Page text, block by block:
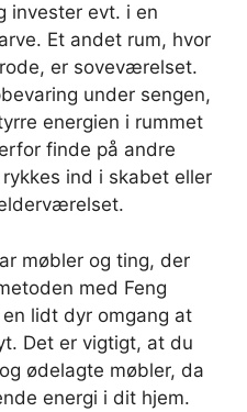
invester evt. i en
Et andet rum, hvor
er soveværelset.
under sengen,
energien i rummet
finde på andre
ind i skabet eller
møbler og ting, der
med Feng
lidt dyr omgang at
Det er vigtigt, at du
ødelagte møbler, da
energi i dit hjem.